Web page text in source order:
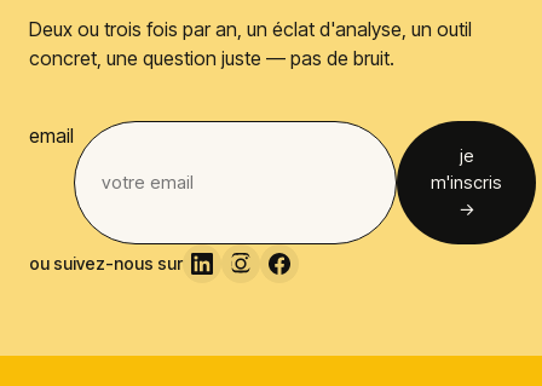
Deux ou trois fois par an, un éclat d'analyse, un outil
concret, une question juste — pas de bruit.
email
je
m'inscris
→
ou suivez-nous sur